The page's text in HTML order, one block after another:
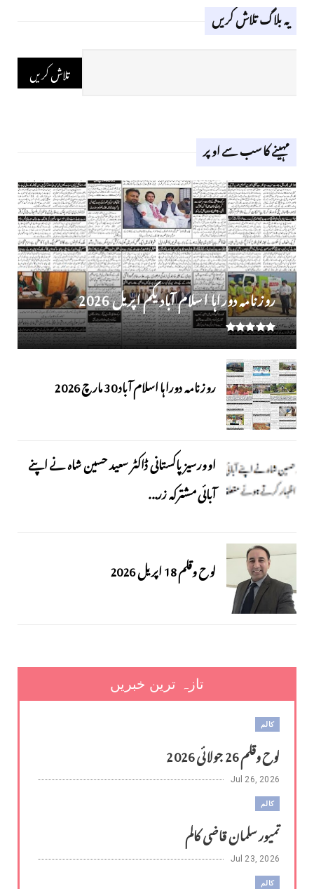
یہ بلاگ تلاش کریں
مہینے کا سب سے اوپر
روز نامہ دوراہا اسلام آباد یکم اپریل 2026
روزنامہ دوراہا اسلام آباد 30 مارچ 2026
اوورسیز پاکستانی ڈاکٹر سعید حسین شاہ نے اپنے
آبائی مشترکہ زر...
لوح وقلم 18 اپریل 2026
تازہ ترین خبریں
کالم
لوح وقلم 26 جولائی 2026
Jul 26, 2026
کالم
تمیور سلمان قاضی کالم
Jul 23, 2026
کالم